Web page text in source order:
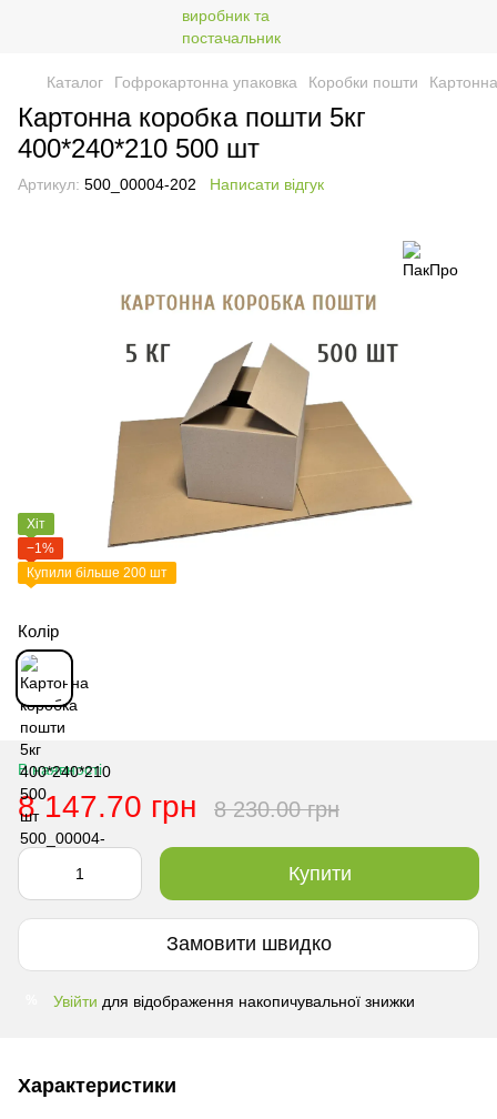
Каталог Гофрокартонна упаковка Коробки пошти
Картонна коробка пошти 5кг
400*240*210 500 шт
Артикул: 500_00004-202 Написати відгук
Хіт
−1%
Купили більше 200 шт
Колір
В наявності
8 147.70 грн 8 230.00 грн
Купити
Замовити швидко
Увійти для відображення накопичувальної знижки
Характеристики